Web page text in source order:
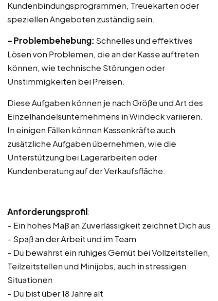
Kundenbindungsprogrammen, Treuekarten oder
speziellen Angeboten zuständig sein.
– Problembehebung: Schnelles und effektives
Lösen von Problemen, die an der Kasse auftreten
können, wie technische Störungen oder
Unstimmigkeiten bei Preisen.
Diese Aufgaben können je nach Größe und Art des
Einzelhandelsunternehmens in Windeck variieren.
In einigen Fällen können Kassenkräfte auch
zusätzliche Aufgaben übernehmen, wie die
Unterstützung bei Lagerarbeiten oder
Kundenberatung auf der Verkaufsfläche.
Anforderungsprofil:
– Ein hohes Maß an Zuverlässigkeit zeichnet Dich aus
– Spaß an der Arbeit und im Team
– Du bewahrst ein ruhiges Gemüt bei Vollzeitstellen,
Teilzeitstellen und Minijobs, auch in stressigen
Situationen
– Du bist über 18 Jahre alt